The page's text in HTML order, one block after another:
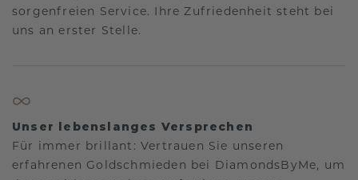
sorgenfreien Service. Ihre Zufriedenheit steht bei
uns an erster Stelle.
Unser lebenslanges Versprechen
Für immer brillant: Vertrauen Sie unseren
erfahrenen Goldschmieden bei DiamondsByMe, um